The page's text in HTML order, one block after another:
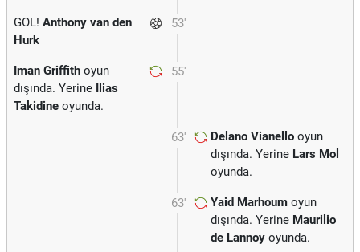
53'
GOL! Anthony van den
Hurk
55'
Iman Griffith oyun
dışında. Yerine Ilias
Takidine oyunda.
63' Delano Vianello oyun
dışında. Yerine Lars Mol
oyunda.
63' Yaid Marhoum oyun
dışında. Yerine Maurilio
de Lannoy oyunda.